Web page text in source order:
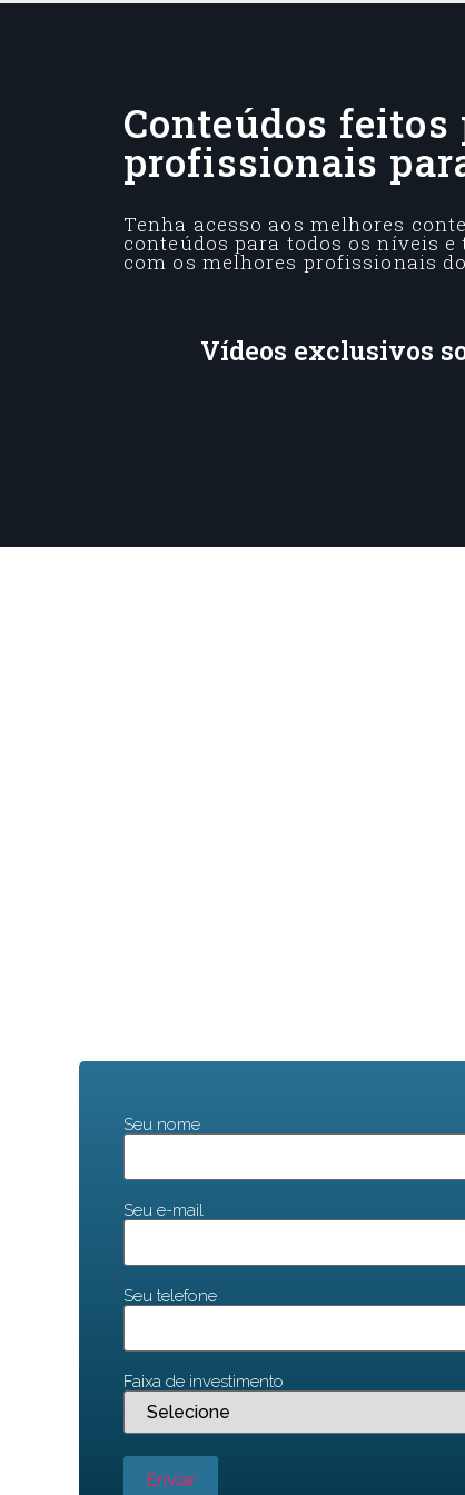
Conteúdos
profissionais
Tenha acesso aos melhores
conteúdos para todos os níveis
com os melhores profissionais
Vídeos exclusivos
Seu nome
Seu e-mail
Seu telefone
Faixa de investimento